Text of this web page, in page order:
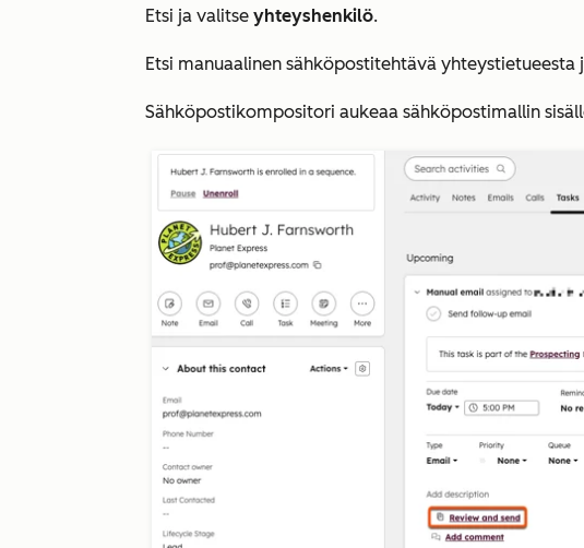
Etsi ja valitse yhteyshenkilö.
Etsi manuaalinen sähköpostitehtävä yhteystietueesta
Sähköpostikompositori aukeaa sähköpostimallin